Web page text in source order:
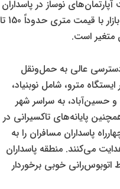
نوساز در پاسداران
در حال حاضر در بازار با قیمت متری حدوداً 150 تا
عالی به حمل‌ونقل
مترو، شامل نوبنیاد،
حسین‌آباد، به سراسر شهر
پایانه‌های تاکسیرانی در
پاسداران مسافران را به
می‌کنند. منطقه پاسداران
خوبی برخوردار